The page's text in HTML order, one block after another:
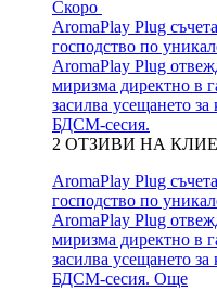
Скоро
AromaPlay Plug
господство по
AromaPlay Plug
миризма директно в
засилва усещането
БДСМ-сесия.
2 ОТЗИВИ НА
AromaPlay Plug
господство по
AromaPlay Plug
миризма директно в
засилва усещането
БДСМ-сесия. Още